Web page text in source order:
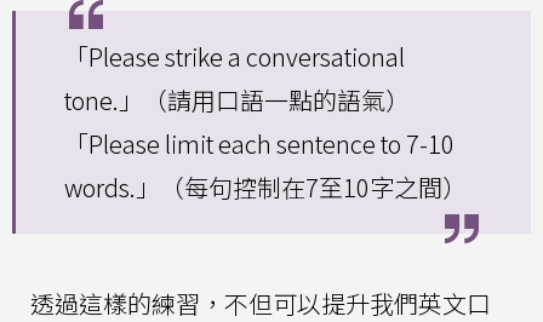
「Please strike a conversational
tone.」（請用口語一點的語氣）
「Please limit each sentence to 7-10
words.」（每句控制在7至10字之間）
透過這樣的練習，不但可以提升我們英文口